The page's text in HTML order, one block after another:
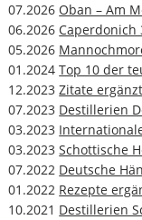
07.2026 Oban – Am
06.2026 Caperdonich
05.2026
01.2024Top 10 der
12.2023Zitate ergänzt
07.2023 Destillerien
03.2023
03.2023Schottische
07.2022 Deutsche
01.2022 Rezepte
10.2021 Destillerien